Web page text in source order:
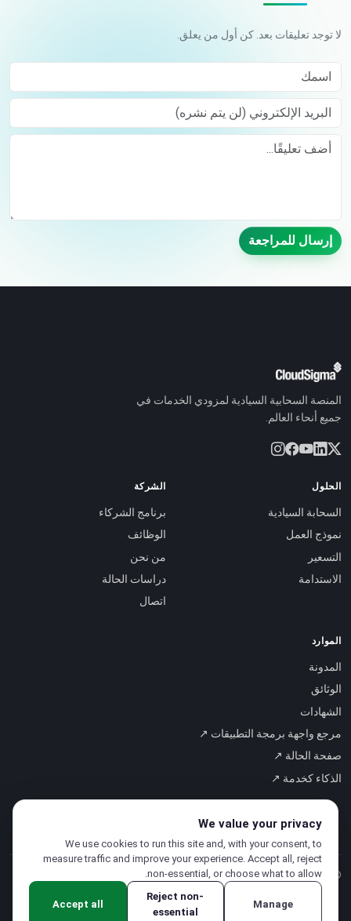
لا توجد تعليقات بعد. كن أول من يعلق.
اسمك
البريد الإلكتروني (لن يتم نشره)
إرسال للمراجعة
المنصة السحابية السيادية لمزودي الخدمات في
جميع أنحاء العالم.
الحلول
السحابة السيادية
نموذج العمل
التسعير
الاستدامة
الشركة
برنامج الشركاء
الوظائف
من نحن
دراسات الحالة
اتصال
الموارد
المدونة
الوثائق
الشهادات
مرجع واجهة برمجة التطبيقات ↗
صفحة الحالة ↗
الذكاء كخدمة ↗
© 2026 CloudSigma Holding AG. جميع الحقوق محفوظة
سياسة الخصوصية·شروط الخدمة
We value your privacy
We use cookies to run this site and, with your consent, to
measure traffic and improve your experience. Accept all, reject
non-essential, or choose what to allow.
Manage
Reject non-
essential
Accept all